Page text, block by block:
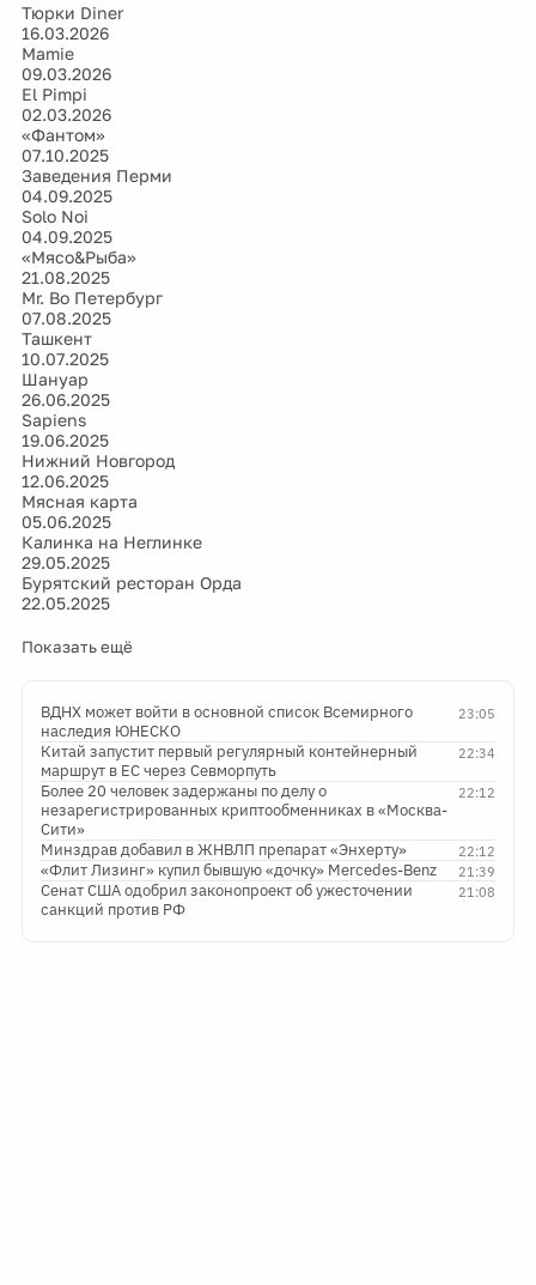
Тюрки Diner
16.03.2026
Mamie
09.03.2026
El Pimpi
02.03.2026
«Фантом»
07.10.2025
Заведения Перми
04.09.2025
Solo Noi
04.09.2025
«Мясо&Рыба»
21.08.2025
Mr. Bo Петербург
07.08.2025
Ташкент
10.07.2025
Шануар
26.06.2025
Sapiens
19.06.2025
Нижний Новгород
12.06.2025
Мясная карта
05.06.2025
Калинка на Неглинке
29.05.2025
Бурятский ресторан Орда
22.05.2025
Показать ещё
23:05
ВДНХ может войти в основной список Всемирного
наследия ЮНЕСКО
22:34
Китай запустит первый регулярный контейнерный
маршрут в ЕС через Севморпуть
22:12
Более 20 человек задержаны по делу о
незарегистрированных криптообменниках в «Москва-
Сити»
22:12
Минздрав добавил в ЖНВЛП препарат «Энхерту»
21:39
«Флит Лизинг» купил бывшую «дочку» Mercedes-Benz
21:08
Сенат США одобрил законопроект об ужесточении
санкций против РФ